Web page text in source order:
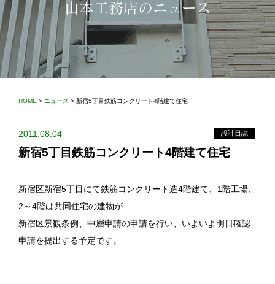
山本工務店のニュース
HOME > ニュース > 新宿5丁目鉄筋コンクリート4階建て住宅
2011.08.04
新宿5丁目鉄筋コンクリート4階建て住宅
設計日誌
新宿区新宿5丁目にて鉄筋コンクリート造4階建て、1階工場、
2～4階は共同住宅の建物が
新宿区景観条例、中層申請の申請を行い、いよいよ明日確認
申請を提出する予定です。